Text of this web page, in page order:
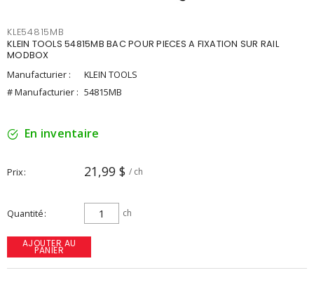
KLE54815MB
KLEIN TOOLS 54815MB BAC POUR PIECES A FIXATION SUR RAIL
MODBOX
Manufacturier :
KLEIN TOOLS
# Manufacturier : 54815MB
En inventaire
Prix 21,99 $ / ch
Quantité ch
AJOUTER AU
PANIER